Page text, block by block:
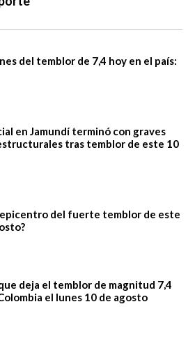
del temblor de 7,4 hoy en el país:
en Jamundí terminó con graves
tras temblor de este 10
del fuerte temblor de este
deja el temblor de magnitud 7,4
el lunes 10 de agosto